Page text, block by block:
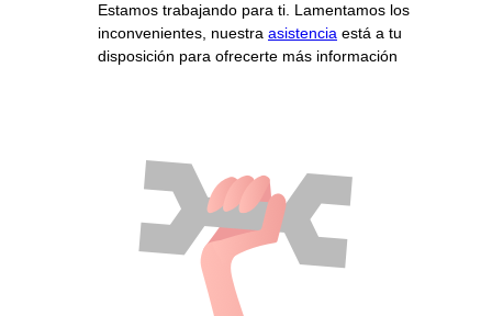
Estamos trabajando para ti. Lamentamos los
inconvenientes, nuestra asistencia está a tu
disposición para ofrecerte más información